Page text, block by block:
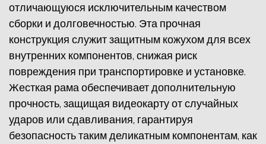
отличающуюся исключительным качеством
сборки и долговечностью. Эта прочная
конструкция служит защитным кожухом для всех
внутренних компонентов, снижая риск
повреждения при транспортировке и установке.
Жесткая рама обеспечивает дополнительную
прочность, защищая видеокарту от случайных
ударов или сдавливания, гарантируя
безопасность таким деликатным компонентам, как